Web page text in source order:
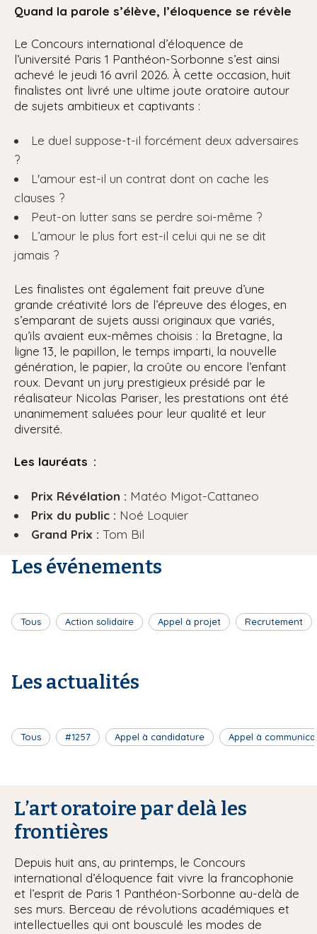
Quand la parole s’élève, l’éloquence se révèle
Le Concours international d’éloquence de
l’université Paris 1 Panthéon-Sorbonne s’est ainsi
achevé le jeudi 16 avril 2026. À cette occasion, huit
finalistes ont livré une ultime joute oratoire autour
de sujets ambitieux et captivants :
Le duel suppose-t-il forcément deux adversaires
?
L'amour est-il un contrat dont on cache les
clauses ?
Peut-on lutter sans se perdre soi-même ?
L’amour le plus fort est-il celui qui ne se dit
jamais ?
Les finalistes ont également fait preuve d’une
grande créativité lors de l’épreuve des éloges, en
s’emparant de sujets aussi originaux que variés,
qu’ils avaient eux-mêmes choisis : la Bretagne, la
ligne 13, le papillon, le temps imparti, la nouvelle
génération, le papier, la croûte ou encore l’enfant
roux. Devant un jury prestigieux présidé par le
réalisateur Nicolas Pariser, les prestations ont été
unanimement saluées pour leur qualité et leur
diversité.
Les lauréats :
Prix Révélation : Matéo Migot-Cattaneo
Prix du public : Noé Loquier
Grand Prix : Tom Bil
Les événements
Tous Action solidaire Appel à projet Recrutement
Les actualités
Tous #1257 Appel à candidature Appel à
L’art oratoire par delà les
frontières
Depuis huit ans, au printemps, le Concours
international d’éloquence fait vivre la francophonie
et l’esprit de Paris 1 Panthéon-Sorbonne au-delà de
ses murs. Berceau de révolutions académiques et
intellectuelles qui ont bousculé les modes de